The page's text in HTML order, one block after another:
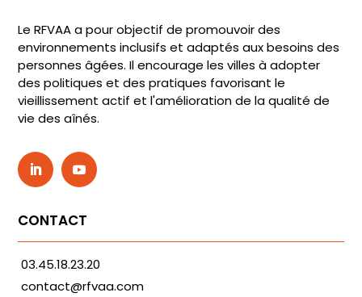
Le RFVAA a pour objectif de promouvoir des
environnements inclusifs et adaptés aux besoins des
personnes âgées. Il encourage les villes à adopter
des politiques et des pratiques favorisant le
vieillissement actif et l'amélioration de la qualité de
vie des aînés.
CONTACT
03.45.18.23.20
contact@rfvaa.com